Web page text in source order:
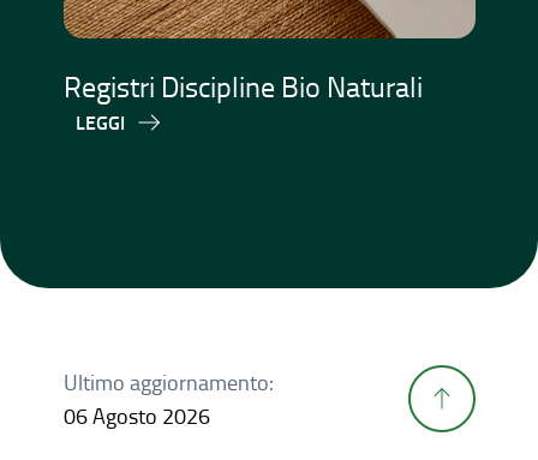
Registri Discipline Bio Naturali
LEGGI
Ultimo aggiornamento:
06 Agosto 2026